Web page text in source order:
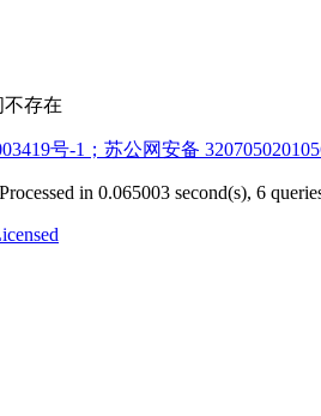
存在
号-1；苏公网安备
in 0.065003 second(s), 6